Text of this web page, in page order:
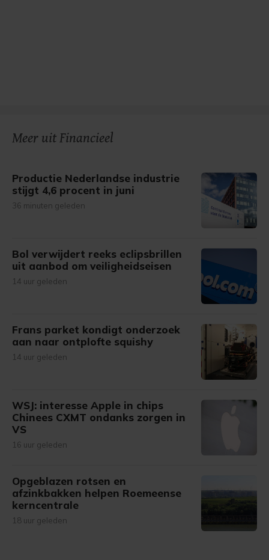
Meer uit Financieel
Productie Nederlandse industrie
stijgt 4,6 procent in juni
36 minuten geleden
Bol verwijdert reeks eclipsbrillen
uit aanbod om veiligheidseisen
14 uur geleden
Frans parket kondigt onderzoek
aan naar ontplofte squishy
14 uur geleden
WSJ: interesse Apple in chips
Chinees CXMT ondanks zorgen in
VS
16 uur geleden
Opgeblazen rotsen en
afzinkbakken helpen Roemeense
kerncentrale
18 uur geleden